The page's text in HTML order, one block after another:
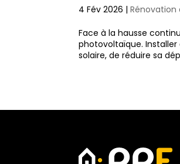
4 Fév 2026 |
Face à la hausse
photovoltaïque.
solaire, de réduire sa